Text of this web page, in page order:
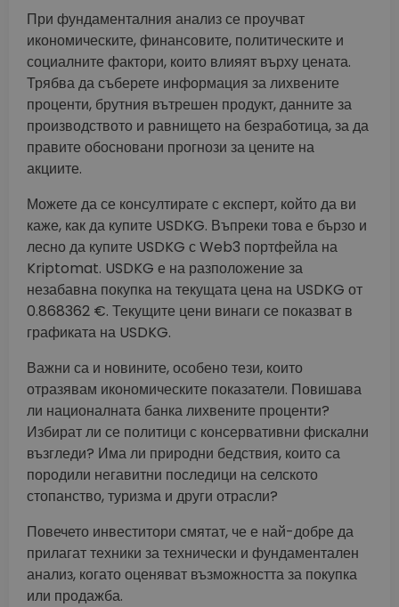
При фундаменталния анализ се проучват
икономическите, финансовите, политическите и
социалните фактори, които влияят върху цената.
Трябва да съберете информация за лихвените
проценти, брутния вътрешен продукт, данните за
производството и равнището на безработица, за да
правите обосновани прогнози за цените на
акциите.
Можете да се консултирате с експерт, който да ви
каже, как да купите USDKG. Въпреки това е бързо и
лесно да купите USDKG с Web3 портфейла на
Kriptomat. USDKG е на разположение за
незабавна покупка на текущата цена на USDKG от
0.868362 €. Текущите цени винаги се показват в
графиката на USDKG.
Важни са и новините, особено тези, които
отразявам икономическите показатели. Повишава
ли националната банка лихвените проценти?
Избират ли се политици с консервативни фискални
възгледи? Има ли природни бедствия, които са
породили негавитни последици на селското
стопанство, туризма и други отрасли?
Повечето инвеститори смятат, че е най-добре да
прилагат техники за технически и фундаментален
анализ, когато оценяват възможността за покупка
или продажба.